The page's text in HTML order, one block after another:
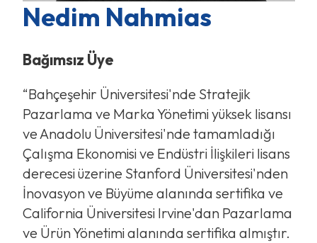
Nedim Nahmias
Bağımsız Üye
“Bahçeşehir Üniversitesi'nde Stratejik
Pazarlama ve Marka Yönetimi yüksek lisansı
ve Anadolu Üniversitesi'nde tamamladığı
Çalışma Ekonomisi ve Endüstri İlişkileri lisans
derecesi üzerine Stanford Üniversitesi'nden
İnovasyon ve Büyüme alanında sertifika ve
California Üniversitesi Irvine'dan Pazarlama
ve Ürün Yönetimi alanında sertifika almıştır.